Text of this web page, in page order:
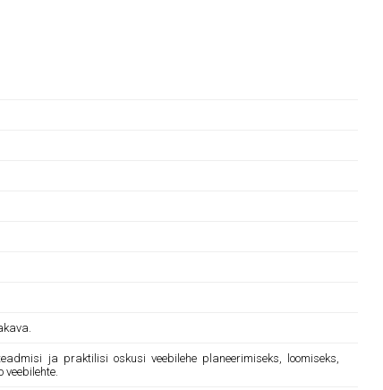
ja praktilisi oskusi veebilehe planeerimiseks, loomiseks,